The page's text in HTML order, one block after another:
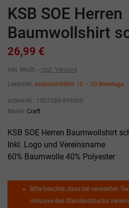
KSB SOE Herren
Baumwollshirt
26,99 €
inkl. MwSt. zzgl. Versand
Lieferzeit: voraussichtlich 10 – 20 Werktage
Artikel-Nr.: 1907388-999000
Marke: Craft
KSB SOE Herren Baumwollshirt
Inkl. Logo und Vereinsname
60% Baumwolle 40% Polyester
Bitte beachte, dass bei veredelten
inklusive des Standarddrucks